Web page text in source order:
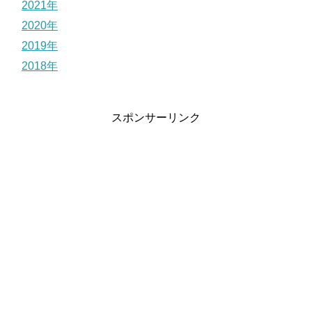
2021年
2020年
2019年
2018年
スポンサーリンク